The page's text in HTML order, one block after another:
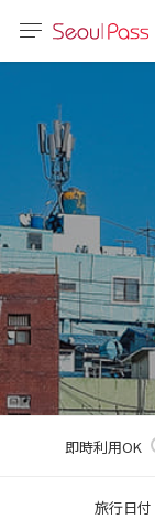
体)
文 (台灣)
即時利用OK
旅行日付